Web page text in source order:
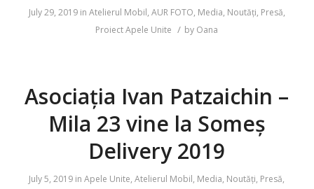
July 29, 2019 in Atelierul Mobil, AUR FOTO, Media, Noutăți, Presă,
Proiect Apele Unite / by Oana
Asociația Ivan Patzaichin –
Mila 23 vine la Someș
Delivery 2019
July 5, 2019 inApele Unite,Atelierul Mobil, Media, Noutăți, Presă,